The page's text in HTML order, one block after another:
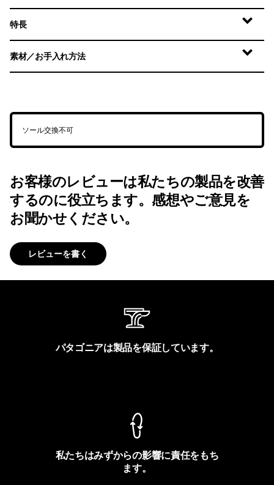
特長
素材／お手入れ方法
ソール交換不可
お客様のレビューは私たちの製品を改善
するのに役立ちます。感想やご意見を
お聞かせください。
レビューを書く
パタゴニアは製品を保証しています。
私たちはみずからの影響に責任をもち
ます。